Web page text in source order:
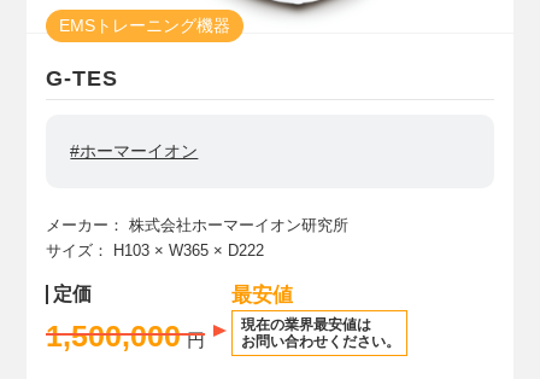
EMSトレーニング機器
G-TES
#ホーマーイオン
メーカー：
株式会社ホーマーイオン研究所
サイズ：
H103 × W365 × D222
定価
1,500,000 円
最安値
現在の業界最安値は
お問い合わせください。